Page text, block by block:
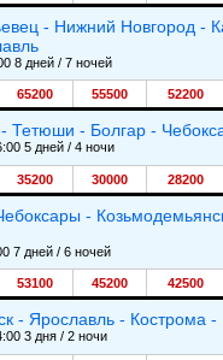
- Нижний Новгород -
8 дней / 7 ночей
65200 55500 52200
Тетюши - Болгар -
5 дней / 4 ночи
35200 30000 28200
-
7 дней / 6 ночей
53100 45200 42500
- Ярославль - Кострома
3 дня / 2 ночи